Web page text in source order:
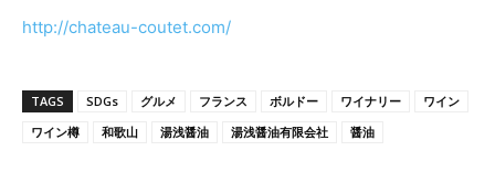
http://chateau-coutet.com/
TAGS SDGs グルメ フランス ボルドー ワイナリー
ワイン
ワイン樽
和歌山 湯浅醤油 湯浅醤油有限会社 醤油